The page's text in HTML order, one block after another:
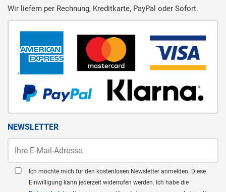
Wir liefern per Rechnung, Kreditkarte, PayPal oder Sofort.
NEWSLETTER
Ich möchte mich für den kostenlosen Newsletter anmelden. Diese
Einwilligung kann jederzeit widerrufen werden. Ich habe die